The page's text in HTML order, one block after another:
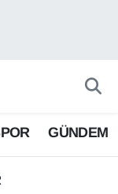
GÜNDEM